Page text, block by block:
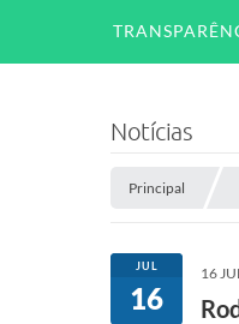
Notícias
Principal
JUL
16
16